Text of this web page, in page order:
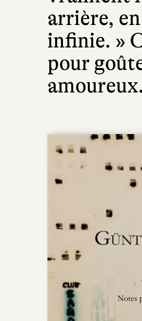
arrière,
infinie. »
pour
amoureux.